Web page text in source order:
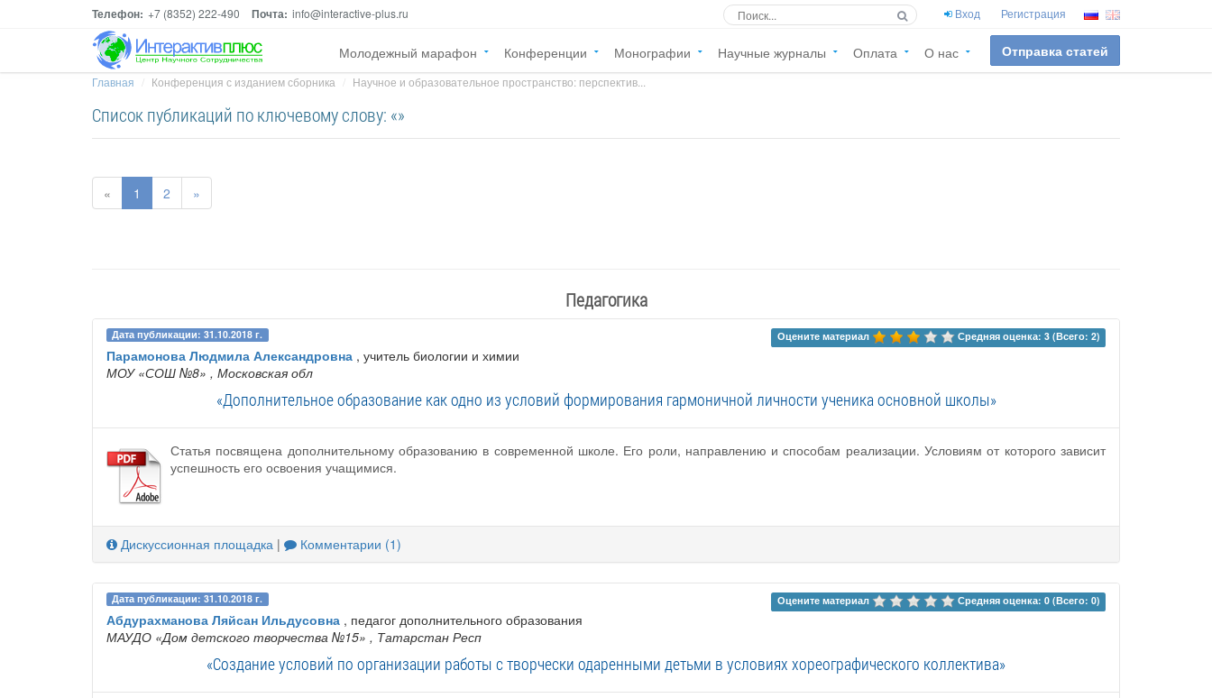
Телефон: +7 (8352) 222-490 Почта: info@interactive-plus.ru Вход Регистрация
Молодежный марафон Конференции Монографии Научные журналы Оплата О нас Отправка статей
Главная Конференция с изданием сборника Научное и образовательное пространство: перспектив...
Список публикаций по ключевому слову: «»
« 1 2 »
Педагогика
Дата публикации: 31.10.2018 г. Оцените материал Средняя оценка: 3 (Всего: 2)
Парамонова Людмила Александровна , учитель биологии и химии
МОУ «СОШ №8» , Московская обл
«Дополнительное образование как одно из условий формирования гармоничной личности ученика основной школы»
Статья посвящена дополнительному образованию в современной школе. Его роли, направлению и способам реализации. Условиям от которого зависит
успешность его освоения учащимися.
Дискуссионная площадка | Комментарии (1)
Дата публикации: 31.10.2018 г. Оцените материал Средняя оценка: 0 (Всего: 0)
Абдурахманова Ляйсан Ильдусовна , педагог дополнительного образования
МАУДО «Дом детского творчества №15» , Татарстан Респ
«Создание условий по организации работы с творчески одаренными детьми в условиях хореографического коллектива»